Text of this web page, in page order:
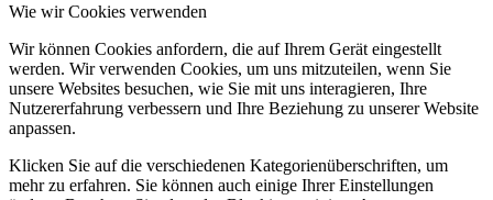
Wie wir Cookies verwenden
Wir können Cookies anfordern, die auf Ihrem Gerät eingestellt
werden. Wir verwenden Cookies, um uns mitzuteilen, wenn Sie
unsere Websites besuchen, wie Sie mit uns interagieren, Ihre
Nutzererfahrung verbessern und Ihre Beziehung zu unserer Website
anpassen.
Klicken Sie auf die verschiedenen Kategorienüberschriften, um
mehr zu erfahren. Sie können auch einige Ihrer Einstellungen